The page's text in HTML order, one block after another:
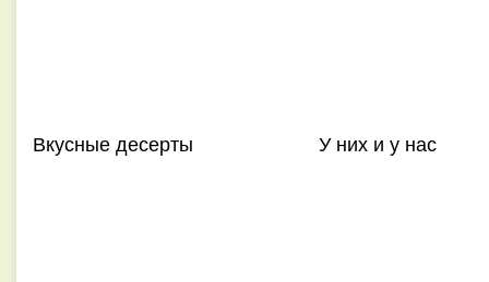
Вкусные десерты У них и у нас